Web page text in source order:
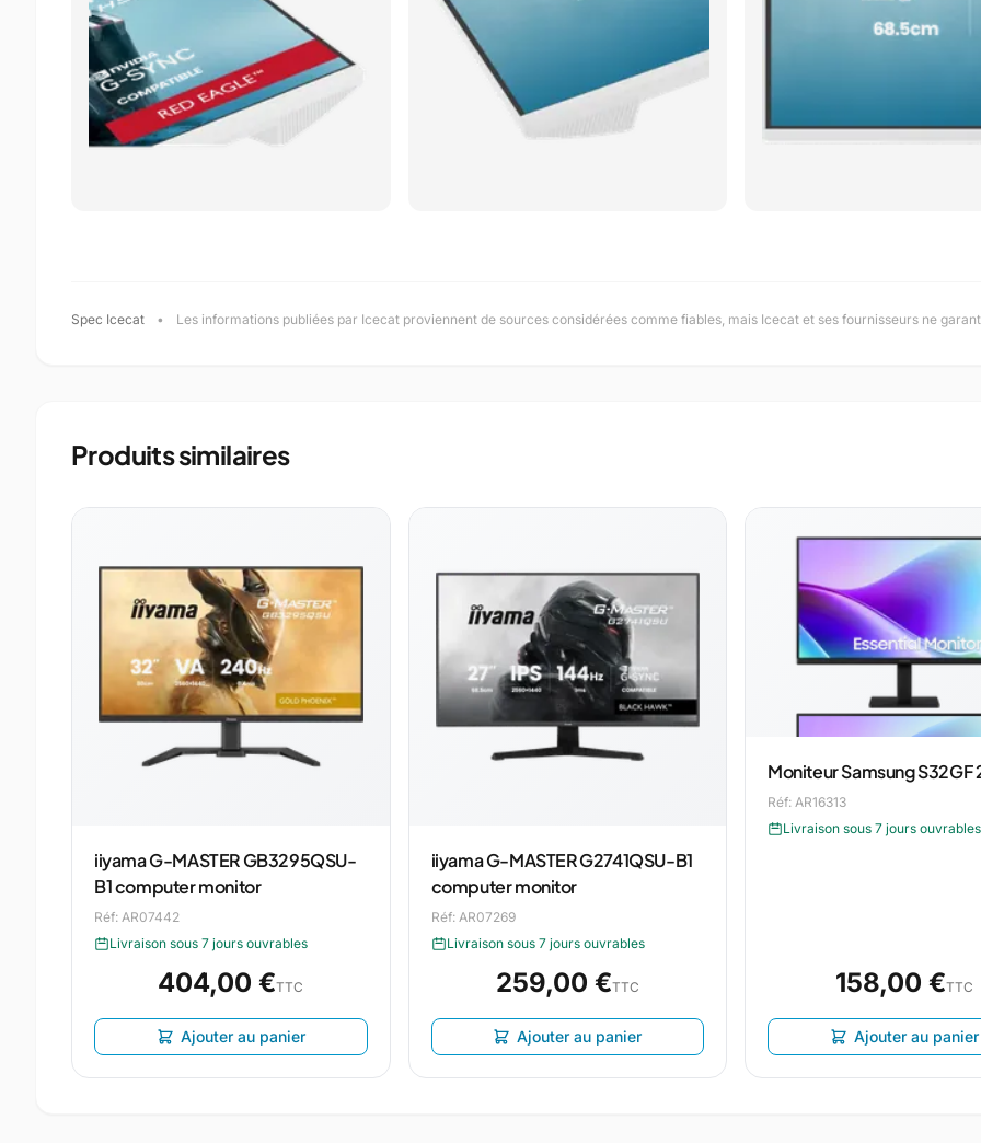
Spec Icecat • Les informations publiées par Icecat proviennent de sources considérées comme fiables, mais Icecat et ses fournisseurs ne
Produits similaires
iiyama G-MASTER GB3295QSU-
B1 computer monitor
Réf: AR07442
Livraison sous 7 jours ouvrables
404,00 €TTC
Ajouter au panier
iiyama G-MASTER G2741QSU-B1
computer monitor
Réf: AR07269
Livraison sous 7 jours ouvrables
259,00 €TTC
Ajouter au panier
Moniteur Samsung S32GF
Réf: AR16313
Livraison sous 7 jours ouvrables
158,00 €TTC
Ajouter au panier